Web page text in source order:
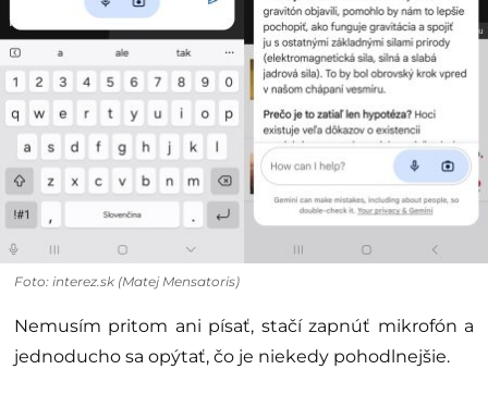
Foto: interez.sk (Matej Mensatoris)
Nemusím pritom ani písať, stačí zapnúť mikrofón a
jednoducho sa opýtať, čo je niekedy pohodlnejšie.